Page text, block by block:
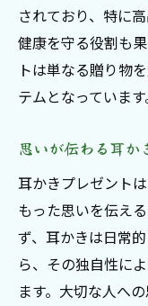
されており、特に
健康を守る役割も
トは単なる贈り物
テムとなっています
思いが伝わる耳か
耳かきプレゼント
もった思いを伝え
ず、耳かきは日常
ら、その独自性に
ます。大切な人へ